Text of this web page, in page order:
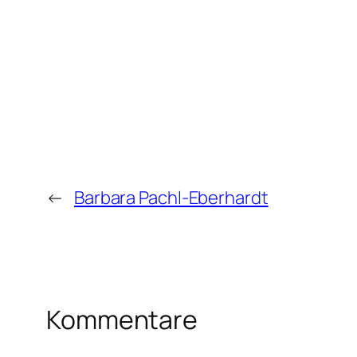
← Barbara Pachl-Eberhardt
Kommentare